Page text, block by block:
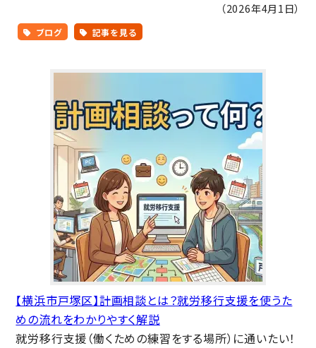
（2026年4月1日）
ブログ 記事を見る
【横浜市戸塚区】計画相談とは？就労移行支援を使うた
めの流れをわかりやすく解説
就労移行支援（働くための練習をする場所）に通いたい！